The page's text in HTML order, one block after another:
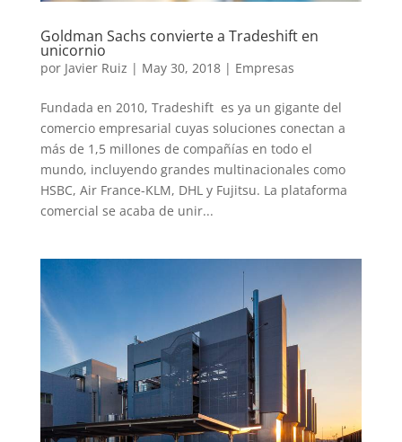
Goldman Sachs convierte a Tradeshift en
unicornio
por Javier Ruiz | May 30, 2018| Empresas
Fundada en 2010, Tradeshift es ya un gigante del
comercio empresarial cuyas soluciones conectan a
más de 1,5 millones de compañías en todo el
mundo, incluyendo grandes multinacionales como
HSBC, Air France-KLM, DHL y Fujitsu. La plataforma
comercial se acaba de unir...